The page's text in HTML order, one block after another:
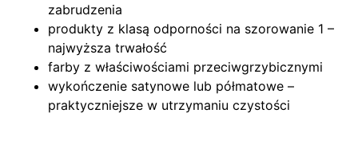
zabrudzenia
produkty z klasą odporności na szorowanie 1 –
najwyższa trwałość
farby z właściwościami przeciwgrzybicznymi
wykończenie satynowe lub półmatowe –
praktyczniejsze w utrzymaniu czystości